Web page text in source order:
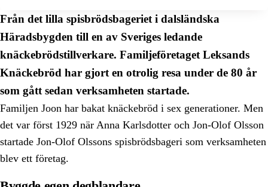
Från det lilla spisbrödsbageriet i dalsländska
Häradsbygden till en av Sveriges ledande
knäckebrödstillverkare. Familjeföretaget Leksands
Knäckebröd har gjort en otrolig resa under de 80 år
som gått sedan verksamheten startade.
Familjen Joon har bakat knäckebröd i sex generationer. Men
det var först 1929 när Anna Karlsdotter och Jon-Olof Olsson
startade Jon-Olof Olssons spisbrödsbageri som verksamheten
blev ett företag.